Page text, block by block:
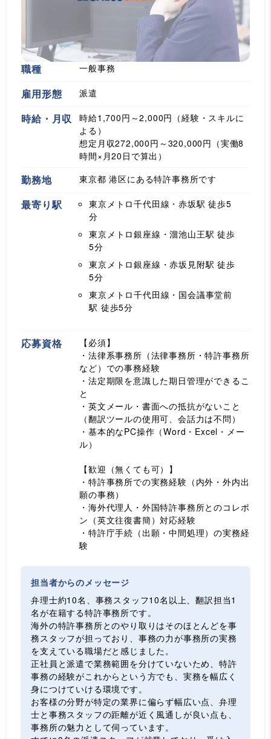
職種 一般事務
雇用形態 派遣
時給・月収
時給1,700円～2,000円（経験・スキルに
よる）
想定月収272,000円～320,000円（実働8
時間×月20日で算出）
勤務地 東京都 港区にある特許事務所です
最寄り駅 東京メトロ千代田線・赤坂駅 徒歩5
分
東京メトロ銀座線・溜池山王駅 徒歩
5分
東京メトロ銀座線・赤坂見附駅 徒歩
5分
東京メトロ千代田線・国会議事堂前
駅 徒歩5分
応募資格
【必須】
・法律系事務所（法律事務所・特許事務所
など）での事務経験
・法定期限を意識した期日管理ができるこ
と
・英文メール・書面への抵抗がないこと
（翻訳ツールの使用可、会話力は不問）
・基本的なPC操作（Word・Excel・メー
ル）
【歓迎（無くても可）】
・特許事務所での実務経験（内外・外内出
願の事務）
・海外代理人・外国特許事務所とのコレポ
ン（英文往復書簡）対応経験
・特許庁手続（出願・中間処理）の実務経
験
担当者からのメッセージ
弁理士約10名、事務スタッフ10名以上、翻訳担当1
名が在籍する特許事務所です。
海外の特許事務所とのやり取りはそのほとんどを事
務スタッフが担っており、事務の力が事務所の実務
を支えている職場だと感じました。
正社員と派遣で業務範囲を分けていないため、特許
事務の経験がこれからという方でも、実務を幅広く
身につけていける環境です。
お客様の分野が特定の業界に偏らず幅広い点、弁理
士と事務スタッフの距離が近く風通しが良い点も、
事務所の魅力として伺っています。